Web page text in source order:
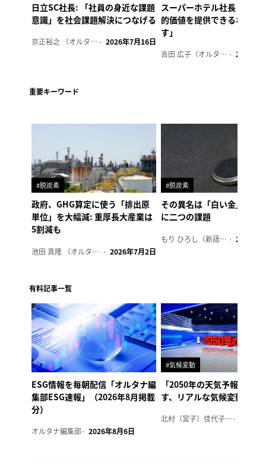
日立SC社長: 「社員の身近な課題
意識」を社会課題解決につなげる
京正裕之 （オルタナ副編集長） 2026年7月16日
スーパーホテル社長「地域
的価値を提供できるホテル
す」
吉田 広子（オルタナ輪番編集長） 2026年6
重要キーワード
#脱炭素
政府、GHG算定に使う「排出原
単位」を大幅減: 重厚長大産業は
5割減も
池田 真隆 （オルタナ輪番編集長） 2026年7月2日
#脱炭素
その異名は「白い金」、リ
に二つの課題
もり ひろし（新語ウォッチャー） 2023年7
有料記事一覧
ESG情報を毎朝配信「オルタナ編
集部ESG速報」（2026年8月掲載
分）
オルタナ編集部 2026年8月6日
#気候変動
「2050年の天気予報 Ver.2
す、リアルな気候変動の影
北村（宮子）佳代子（オルタナ輪番編集長）